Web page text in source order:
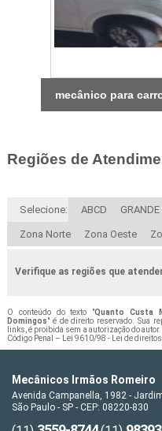
mecânico para
Regiões de
Selecione: ABCD
Zona Norte Zona Oeste
Verifique as regiões que
O conteúdo do texto "Quanto Custa
Domingos" é de direito reservado. Sua
links, é proibida sem a autorização do
Código Penal – Lei 9610/98 - Lei de
Mecânicos Irmãos Romeiro
Avenida Campanella, 1982 -
São Paulo - SP - CEP: 08220-830